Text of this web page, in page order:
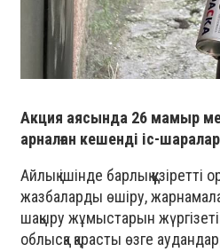
Акция аясында 26 мамыр
арналған кешенді іс-
Айлық ішінде барлық
жазбаларды өшіру,
шақыру жұмыстарын
облысқа қарасты өзге